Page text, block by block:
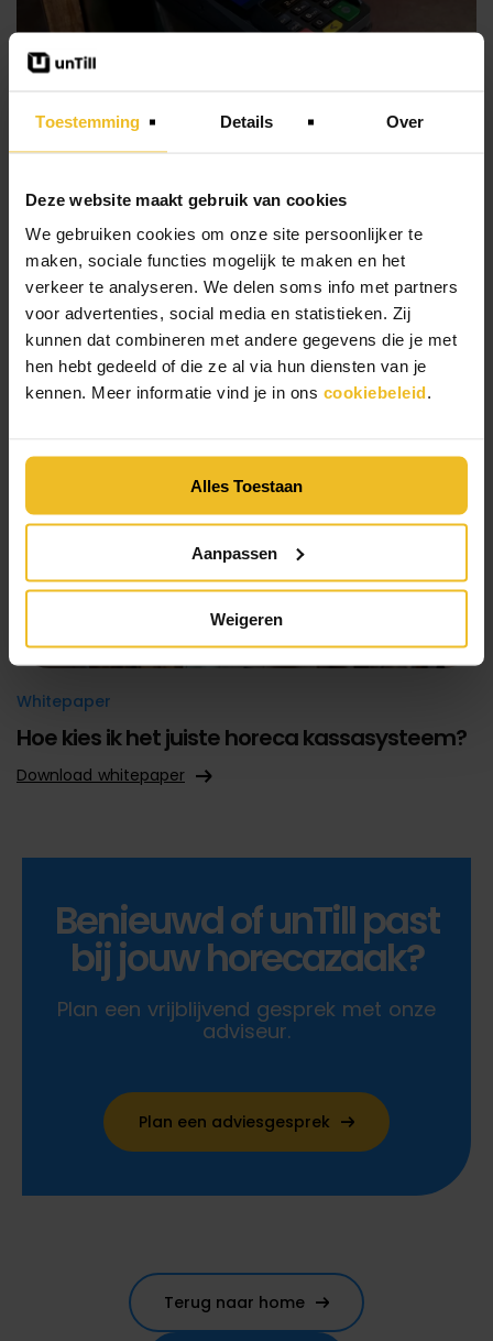
Toestemming Details Over
Deze website maakt gebruik van cookies
We gebruiken cookies om onze site persoonlijker te
maken, sociale functies mogelijk te maken en het
verkeer te analyseren. We delen soms info met partners
voor advertenties, social media en statistieken. Zij
kunnen dat combineren met andere gegevens die je met
hen hebt gedeeld of die ze al via hun diensten van je
kennen. Meer informatie vind je in ons cookiebeleid.
Alles Toestaan
Aanpassen
Weigeren
Meer (be)grip bij betalen
Download handboek
Whitepaper
Hoe kies ik het juiste horeca kassasysteem?
Download whitepaper
Benieuwd of unTill past
bij jouw horecazaak?
Plan een vrijblijvend gesprek met onze
adviseur.
Plan een adviesgesprek
Terug naar home